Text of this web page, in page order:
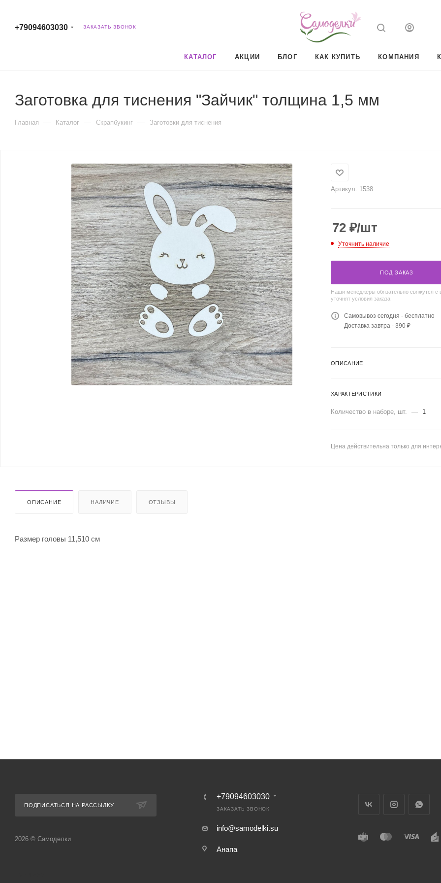
+79094603030 ЗАКАЗАТЬ ЗВОНОК
КАТАЛОГ АКЦИИ БЛОГ КАК КУПИТЬ КОМПАНИЯ
Заготовка для тиснения "Зайчик" толщина 1,5 мм
Главная — Каталог — Скрапбукинг — Заготовки для тиснения
Артикул: 1538
72 ₽/шт
Уточнить наличие
ПОД ЗАКАЗ
Наши менеджеры обязательно свяжутся с
уточнят условия заказа
Самовывоз сегодня - бесплатно
Доставка завтра - 390 ₽
ОПИСАНИЕ
ХАРАКТЕРИСТИКИ
Количество в наборе, шт. — 1
Цена действительна только для
ОПИСАНИЕ НАЛИЧИЕ ОТЗЫВЫ
Размер головы 11,510 см
ПОДПИСАТЬСЯ НА РАССЫЛКУ
2026 © Самоделки
+79094603030
ЗАКАЗАТЬ ЗВОНОК
info@samodelki.su
Анапа